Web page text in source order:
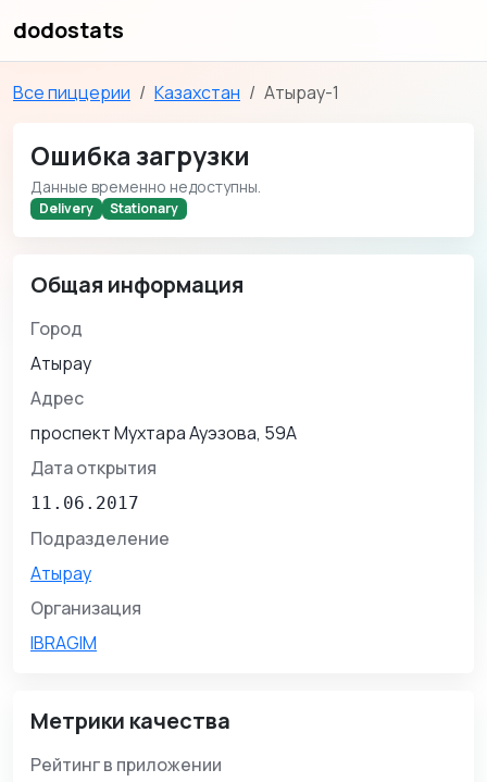
dodostats
Все пиццерии Казахстан Атырау-1
Ошибка загрузки
Данные временно недоступны.
Delivery Stationary
Общая информация
Город
Атырау
Адрес
проспект Мухтара Ауэзова, 59А
Дата открытия
11.06.2017
Подразделение
Атырау
Организация
IBRAGIM
Метрики качества
Рейтинг в приложении